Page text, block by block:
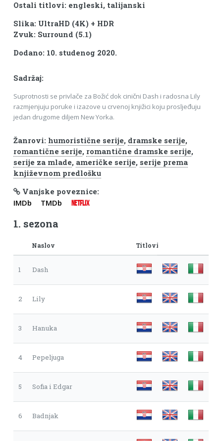
Ostali titlovi: engleski, talijanski
Slika: UltraHD (4K) + HDR
Zvuk: Surround (5.1)
Dodano: 10. studenog 2020.
Sadržaj:
Suprotnosti se privlače za Božić dok cinični Dash i radosna Lily
razmjenjuju poruke i izazove u crvenoj knjižici koju prosljeđuju
jedan drugome diljem New Yorka.
Žanrovi: humoristične serije, dramske serije,
romantične serije, romantične dramske serije,
serije za mlade, američke serije, serije prema
književnom predlošku
Vanjske poveznice:
IMDb TMDb NETFLIX
1. sezona
Naslov Titlovi
1 Dash
2 Lily
3 Hanuka
4 Pepeljuga
5 Sofia i Edgar
6 Badnjak